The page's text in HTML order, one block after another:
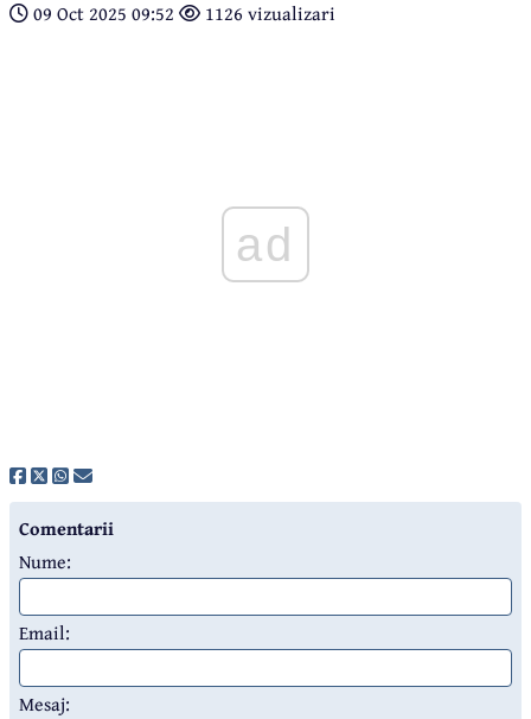
09 Oct 2025 09:52 1126 vizualizari
ad
Comentarii
Nume:
Email:
Mesaj: